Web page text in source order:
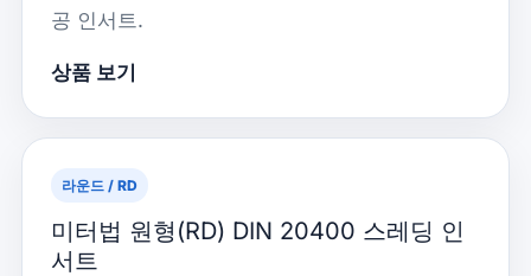
공 인서트.
상품 보기
라운드 / RD
미터법 원형(RD) DIN 20400 스레딩 인
서트